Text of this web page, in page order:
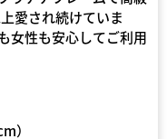
愛され続けていま
女性も安心してご利用
）